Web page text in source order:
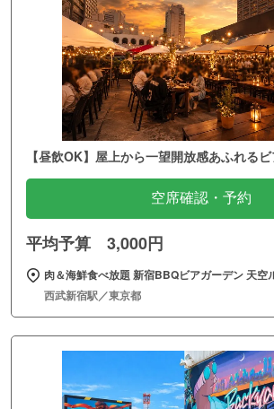
【昼飲OK】屋上から一望開放感あふれる
空席確認・予約
平均予算 3,000円
肉＆海鮮食べ放題 新宿BBQビアガーデン 天空
西武新宿駅／東京都